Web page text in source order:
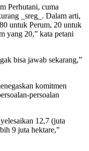
Perhutani, cuma
_sreg_. Dalam arti,
untuk Perum, 20 untuk
yang 20,” kata petani
bisa jawab sekarang,”
komitmen
persoalan
12,7 (juta
9 juta hektare,”